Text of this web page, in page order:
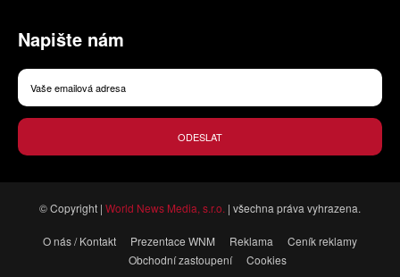
Napište nám
ODESLAT
© Copyright | World News Media, s.r.o. | všechna práva vyhrazena.
O nás / Kontakt Prezentace WNM Reklama
Ceník reklamy
Obchodní zastoupení
Cookies